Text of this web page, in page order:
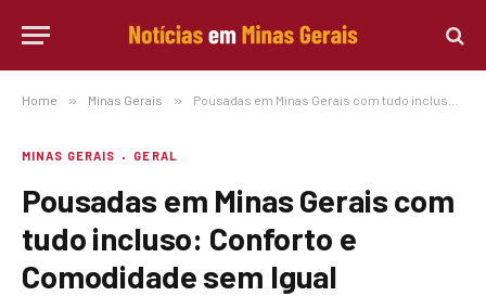
Home » Minas Gerais » Pousadas em Minas Gerais com tudo incluso: Conforto e Comodidade sem Igual
MINAS GERAIS GERAL
Pousadas em Minas Gerais com
tudo incluso: Conforto e
Comodidade sem Igual